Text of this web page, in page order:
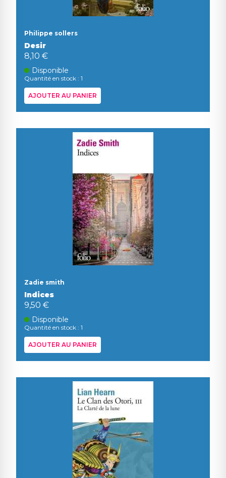
Philippe sollers
Desir
8,10 €
Disponible
Quantité en stock : 1
AJOUTER AU PANIER
Zadie smith
Indices
9,50 €
Disponible
Quantité en stock : 1
AJOUTER AU PANIER